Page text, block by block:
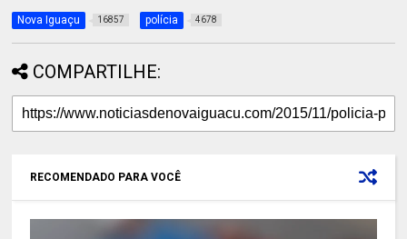
Nova Iguaçu 16857 polícia 4678
COMPARTILHE:
RECOMENDADO PARA VOCÊ